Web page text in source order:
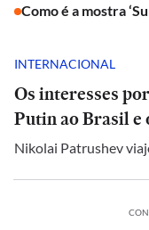
Como é a mostra
INTERNACIONAL
Os interesses
Putin ao Brasil e
Nikolai Patrushev